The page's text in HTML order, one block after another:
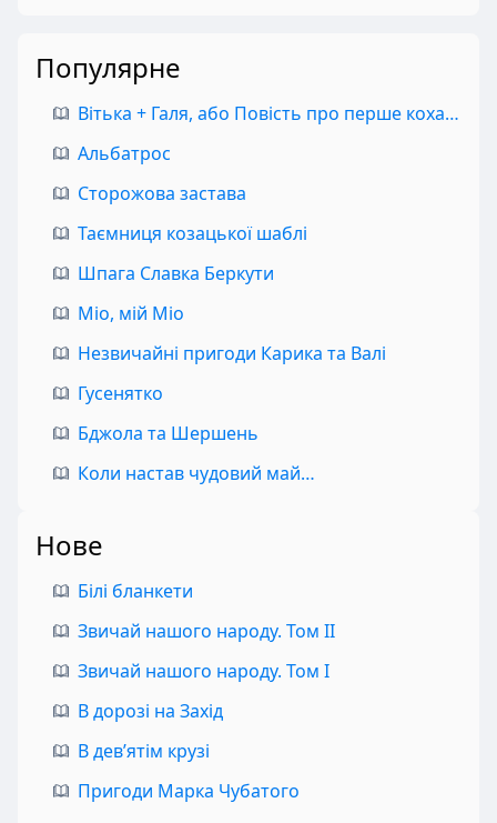
Популярне
Вітька + Галя, або Повість про перше кохання
Альбатрос
Сторожова застава
Таємниця козацької шаблі
Шпага Славка Беркути
Міо, мій Міо
Незвичайні пригоди Карика та Валі
Гусенятко
Бджола та Шершень
Коли настав чудовий май…
Нове
Білі бланкети
Звичай нашого народу. Том II
Звичай нашого народу. Том I
В дорозі на Захід
В дев’ятім крузі
Пригоди Марка Чубатого